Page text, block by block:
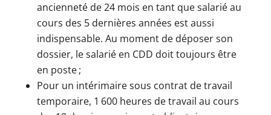
ancienneté de 24 mois en tant que salarié au
cours des 5 dernières années est aussi
indispensable. Au moment de déposer son
dossier, le salarié en CDD doit toujours être
en poste ;
Pour un intérimaire sous contrat de travail
temporaire, 1 600 heures de travail au cours